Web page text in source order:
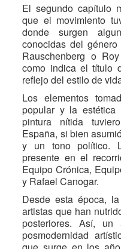
El segundo capítulo
que el movimiento
donde surgen
conocidas del
Rauschenberg o
como indica el título
reflejo del estilo de
Los elementos
popular y la
pintura nítida
España, si bien
y un tono político.
presente en el
Equipo Crónica,
y Rafael Canogar.
Desde esta época,
artistas que han
posteriores. Así, un
posmodernidad